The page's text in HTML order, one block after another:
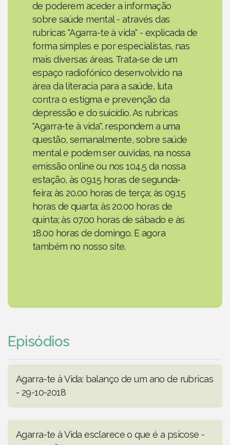
de poderem aceder a informação
sobre saúde mental - através das
rubricas "Agarra-te à vida" - explicada de
forma simples e por especialistas, nas
mais diversas áreas. Trata-se de um
espaço radiofónico desenvolvido na
área da literacia para a saúde, luta
contra o estigma e prevenção da
depressão e do suicídio. As rubricas
"Agarra-te à vida", respondem a uma
questão, semanalmente, sobre saúde
mental e podem ser ouvidas, na nossa
emissão online ou nos 104.5 da nossa
estação, às 09.15 horas de segunda-
feira; às 20.00 horas de terça; às 09.15
horas de quarta; às 20.00 horas de
quinta; às 07.00 horas de sábado e às
18.00 horas de domingo. E agora
também no nosso site.
Episódios
Agarra-te à Vida: balanço de um ano de rubricas
- 29-10-2018
Agarra-te à Vida esclarece o que é a psicose -